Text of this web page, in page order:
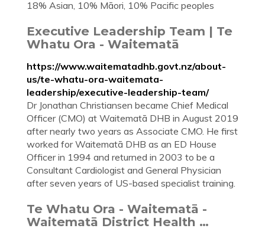
18% Asian, 10% Māori, 10% Pacific peoples
Executive Leadership Team | Te
Whatu Ora - Waitematā
https://www.waitematadhb.govt.nz/about-
us/te-whatu-ora-waitemata-
leadership/executive-leadership-team/
Dr Jonathan Christiansen became Chief Medical
Officer (CMO) at Waitematā DHB in August 2019
after nearly two years as Associate CMO. He first
worked for Waitematā DHB as an ED House
Officer in 1994 and returned in 2003 to be a
Consultant Cardiologist and General Physician
after seven years of US-based specialist training.
Te Whatu Ora - Waitematā -
Waitematā District Health …